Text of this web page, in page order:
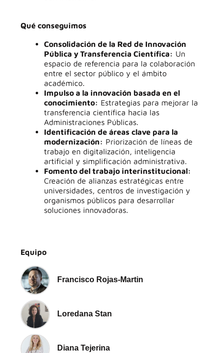
Qué conseguimos
Consolidación de la Red de Innovación
Pública y Transferencia Científica: Un
espacio de referencia para la colaboración
entre el sector público y el ámbito
académico.
Impulso a la innovación basada en el
conocimiento: Estrategias para mejorar la
transferencia científica hacia las
Administraciones Públicas.
Identificación de áreas clave para la
modernización: Priorización de líneas de
trabajo en digitalización, inteligencia
artificial y simplificación administrativa.
Fomento del trabajo interinstitucional:
Creación de alianzas estratégicas entre
universidades, centros de investigación y
organismos públicos para desarrollar
soluciones innovadoras.
Equipo
Francisco Rojas-Martin
Loredana Stan
Diana Tejerina